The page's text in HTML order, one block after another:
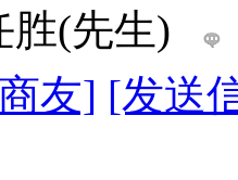
胜(先生)
友] [发送